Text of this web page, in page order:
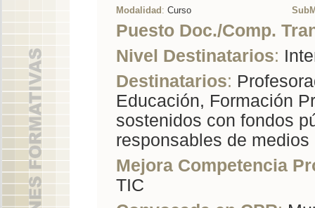
Modalidad : Curso
Puesto Doc./Comp.
Nivel Destinatarios:
Destinatarios:
Educación, Formación
sostenidos con fondos
responsables de
Mejora Competencia
TIC